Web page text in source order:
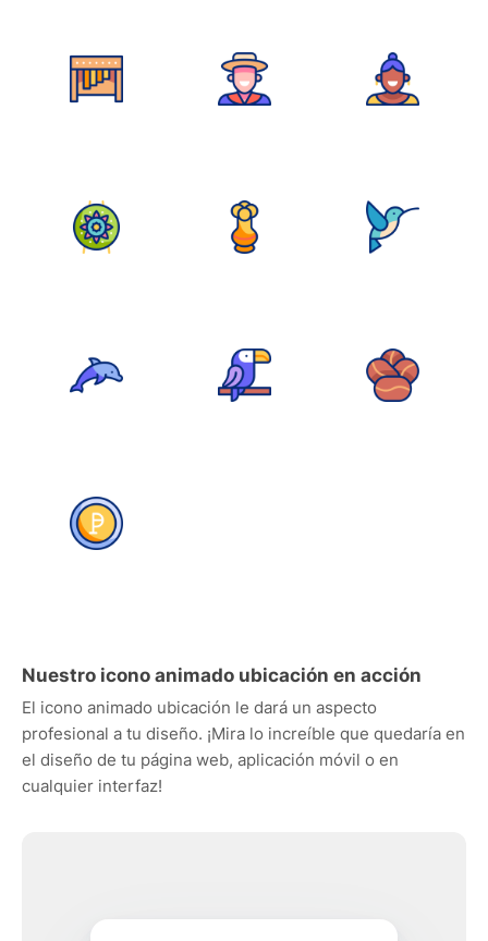
Nuestro icono animado ubicación en acción
El icono animado ubicación le dará un aspecto
profesional a tu diseño. ¡Mira lo increíble que quedaría en
el diseño de tu página web, aplicación móvil o en
cualquier interfaz!